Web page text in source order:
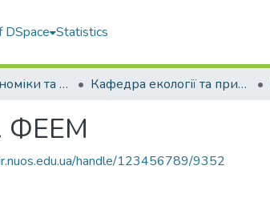
DSpace Statistics
Факультет економіки та екології моря (ФЕЕМ) Кафедра екології та природоохоронних технологій (ЕПТ)
ФЕЕМ
handle/123456789/9352